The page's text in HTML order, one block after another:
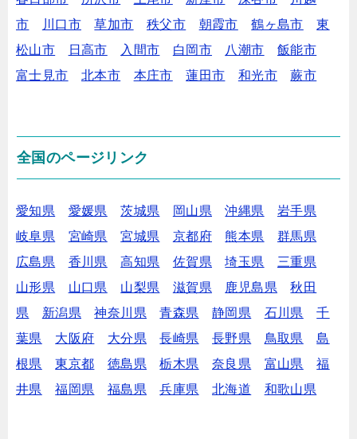
市
川口市 草加市 秩父市 朝霞市 鶴ヶ島市
東
松山市
日高市 入間市 白岡市 八潮市
飯能市
富士見市
北本市 本庄市 蓮田市 和光市 蕨市
全国のページリンク
愛知県 愛媛県 茨城県 岡山県 沖縄県
岩手県
岐阜県
宮崎県 宮城県 京都府 熊本県
群馬県
広島県
香川県 高知県 佐賀県 埼玉県
三重県
山形県
山口県 山梨県 滋賀県 鹿児島県
秋田
県
新潟県 神奈川県 青森県 静岡県 石川県
千
葉県
大阪府 大分県 長崎県 長野県 鳥取県
島
根県
東京都 徳島県 栃木県 奈良県 富山県
福
井県
福岡県 福島県 兵庫県 北海道 和歌山県